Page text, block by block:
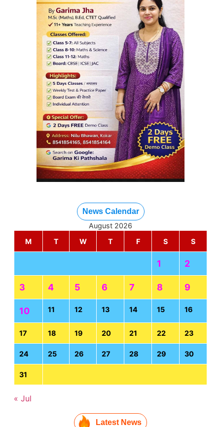
News Calendar
August 2026
M
T W T F S S
1 2
3 4 5 6 7 8 9
10 11 12 13 14 15 16
17 18 19 20 21 22 23
24 25 26 27 28 29 30
31
« Jul
Latest News